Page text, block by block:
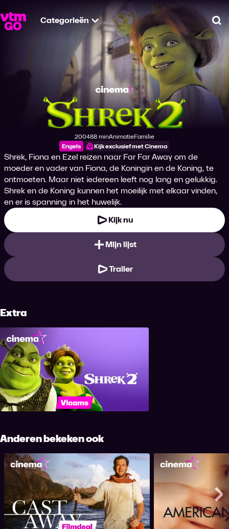
Categorieën
Shrek 2
Productiejaar
2004
Tijdsduur
88 min
Genre
Animatie
Genre
Familie
Engels
Kijk exclusief met Cinema
Shrek, Fiona en Ezel reizen naar Far Far Away om de
moeder en vader van Fiona, de Koningin en de Koning, te
ontmoeten. Maar niet iedereen leeft nog lang en gelukkig.
Shrek en de Koning kunnen het moeilijk met elkaar vinden,
en er is spanning in het huwelijk.
Kijk nu
Mijn lijst
Trailer
Extra
Shrek 2
Anderen bekeken ook
Cast Away